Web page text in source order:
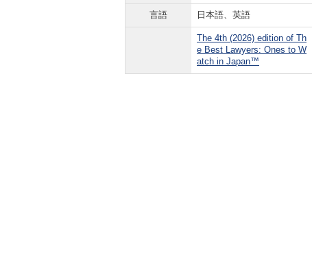
言語 日本語、英語
The 4th (2026) edition of Th
e Best Lawyers: Ones to W
atch in Japan™